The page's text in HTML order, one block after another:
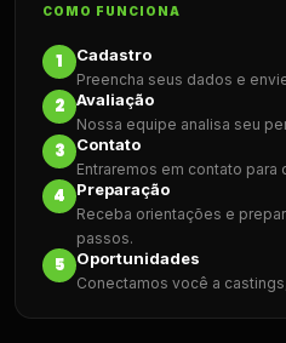
COMO FUNCIONA
1 Cadastro
Preencha seus dados e
2 Avaliação
Nossa equipe analisa seu
3 Contato
Entraremos em contato para
4 Preparação
Receba orientações e
passos.
5 Oportunidades
Conectamos você a